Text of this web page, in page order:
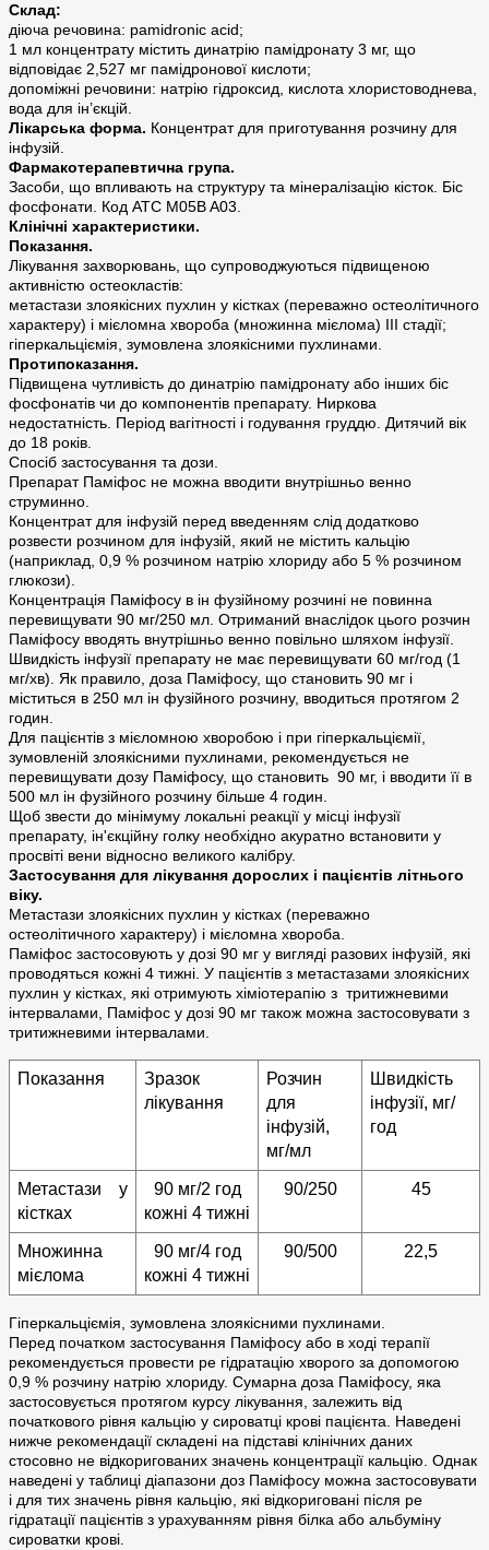
Склад:
діюча речовина: pamidronic acid;
1 мл концентрату містить динатрію памідронату 3 мг, що
відповідає 2,527 мг памідронової кислоти;
допоміжні речовини: натрію гідроксид, кислота хлористоводнева,
вода для ін’єкцій.
Лікарська форма. Концентрат для приготування розчину для
інфузій.
Фармакотерапевтична група.
Засоби, що впливають на структуру та мінералізацію кісток. Біс
фосфонати. Код АТС M05B A03.
Клінічні характеристики.
Показання.
Лікування захворювань, що супроводжуються підвищеною
активністю остеокластів:
метастази злоякісних пухлин у кістках (переважно остеолітичного
характеру) і мієломна хвороба (множинна мієлома) III стадії;
гіперкальціємія, зумовлена злоякісними пухлинами.
Протипоказання.
Підвищена чутливість до динатрію памідронату або інших біс
фосфонатів чи до компонентів препарату. Ниркова
недостатність. Період вагітності і годування груддю. Дитячий вік
до 18 років.
Спосіб застосування та дози.
Препарат Паміфос не можна вводити внутрішньо венно
струминно.
Концентрат для інфузій перед введенням слід додатково
розвести розчином для інфузій, який не містить кальцію
(наприклад, 0,9 % розчином натрію хлориду або 5 % розчином
глюкози).
Концентрація Паміфосу в ін фузійному розчині не повинна
перевищувати 90 мг/250 мл. Отриманий внаслідок цього розчин
Паміфосу вводять внутрішньо венно повільно шляхом інфузії.
Швидкість інфузії препарату не має перевищувати 60 мг/год (1
мг/хв). Як правило, доза Паміфосу, що становить 90 мг і
міститься в 250 мл ін фузійного розчину, вводиться протягом 2
годин.
Для пацієнтів з мієломною хворобою і при гіперкальціємії,
зумовленій злоякісними пухлинами, рекомендується не
перевищувати дозу Паміфосу, що становить 90 мг, і вводити її в
500 мл ін фузійного розчину більше 4 годин.
Щоб звести до мінімуму локальні реакції у місці інфузії
препарату, ін'єкційну голку необхідно акуратно встановити у
просвіті вени відносно великого калібру.
Застосування для лікування дорослих і пацієнтів літнього
віку.
Метастази злоякісних пухлин у кістках (переважно
остеолітичного характеру) і мієломна хвороба.
Паміфос застосовують у дозі 90 мг у вигляді разових інфузій, які
проводяться кожні 4 тижні. У пацієнтів з метастазами злоякісних
пухлин у кістках, які отримують хіміотерапію з тритижневими
інтервалами, Паміфос у дозі 90 мг також можна застосовувати з
тритижневими інтервалами.
Показання
Зразок
лікування
Розчин
для
інфузій,
мг/мл
Швидкість
інфузії, мг/
год
Метастази у
кістках
90 мг/2 год
кожні 4 тижні
90/250 45
Множинна
мієлома
90 мг/4 год
кожні 4 тижні
90/500 22,5
Гіперкальціємія, зумовлена злоякісними пухлинами.
Перед початком застосування Паміфосу або в ході терапії
рекомендується провести ре гідратацію хворого за допомогою
0,9 % розчину натрію хлориду. Сумарна доза Паміфосу, яка
застосовується протягом курсу лікування, залежить від
початкового рівня кальцію у сироватці крові пацієнта. Наведені
нижче рекомендації складені на підставі клінічних даних
стосовно не відкоригованих значень концентрації кальцію. Однак
наведені у таблиці діапазони доз Паміфосу можна застосовувати
і для тих значень рівня кальцію, які відкориговані після ре
гідратації пацієнтів з урахуванням рівня білка або альбуміну
сироватки крові.